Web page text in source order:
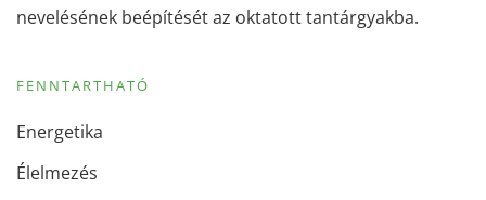
nevelésének beépítését az oktatott tantárgyakba.
FENNTARTHATÓ
Energetika
Élelmezés